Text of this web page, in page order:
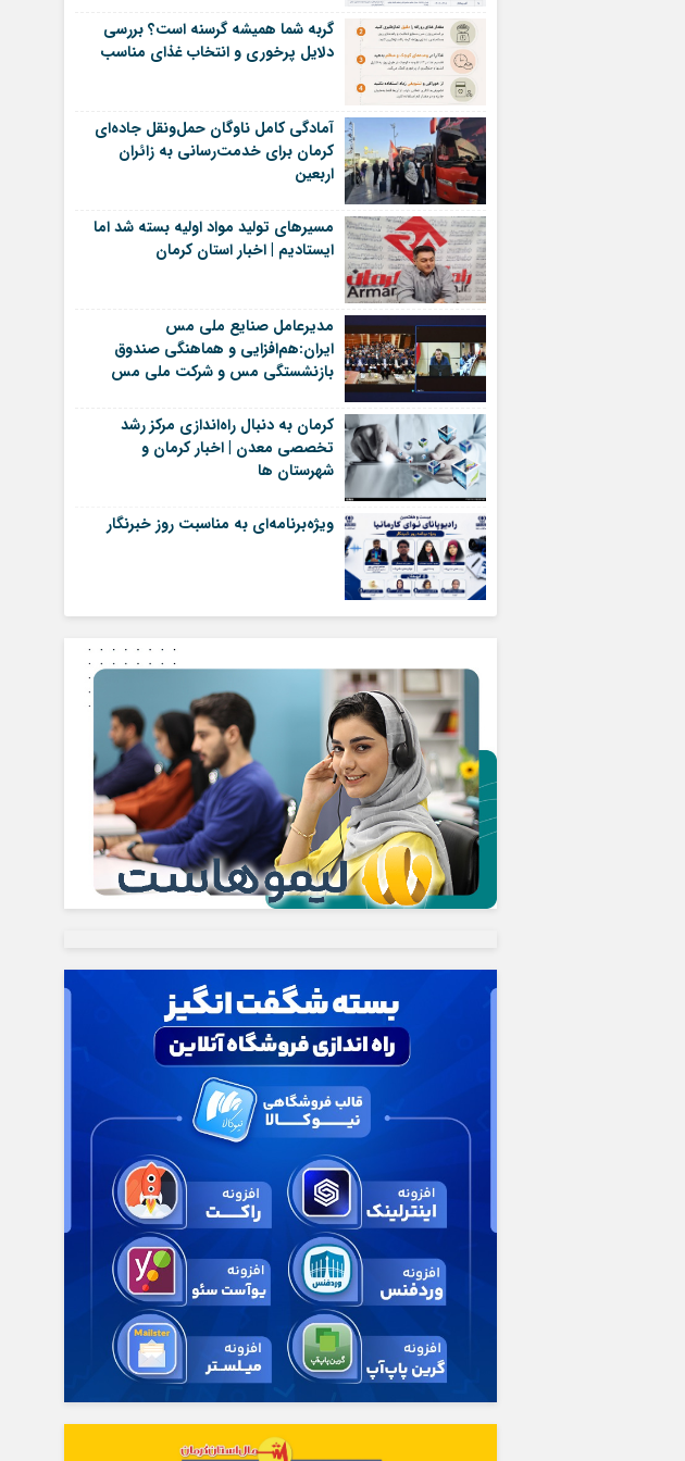
گربه شما همیشه گرسنه است؟ بررسی
دلایل پرخوری و انتخاب غذای مناسب
آمادگی کامل ناوگان حمل‌ونقل جاده‌ای
کرمان برای خدمت‌رسانی به زائران
اربعین
مسیرهای تولید مواد اولیه بسته شد اما
ایستادیم | اخبار استان کرمان
مدیرعامل صنایع ملی مس
ایران:هم‌افزایی و هماهنگی صندوق
بازنشستگی مس و شرکت ملی مس
کرمان به دنبال راه‌اندازی مرکز رشد
تخصصی معدن | اخبار کرمان و
شهرستان ها
ویژه‌برنامه‌ای به مناسبت روز خبرنگار